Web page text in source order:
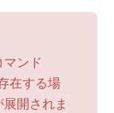
ンド
在する場
開されま